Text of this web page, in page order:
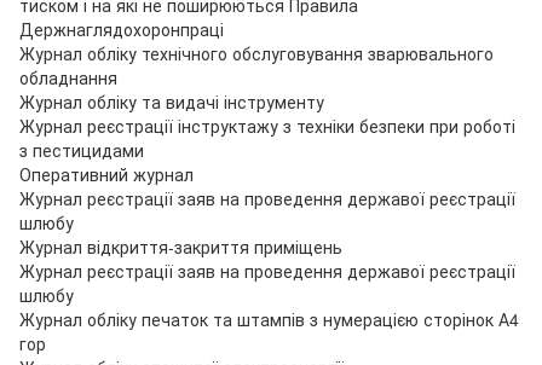
тиском і на які не поширюються Правила
Держнаглядохоронпраці
Журнал обліку технічного обслуговування зварювального
обладнання
Журнал обліку та видачі інструменту
Журнал реєстрації інструктажу з техніки безпеки при роботі
з пестицидами
Оперативний журнал
Журнал реєстрації заяв на проведення державої реєстрації
шлюбу
Журнал відкриття-закриття приміщень
Журнал реєстрації заяв на проведення державої реєстрації
шлюбу
Журнал обліку печаток та штампів з нумерацією сторінок А4
гор